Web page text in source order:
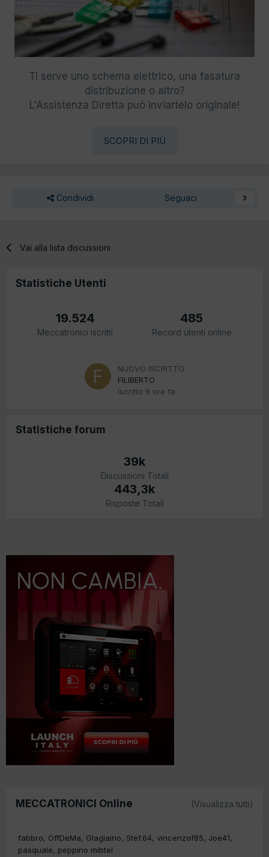
Ti serve uno schema elettrico, una fasatura
distribuzione o altro?
L'Assistenza Diretta può inviartelo originale!
SCOPRI DI PIÙ
Condividi Seguaci 3
Vai alla lista discussioni
Statistiche Utenti
19.524
Meccatronici iscritti
485
Record utenti online
NUOVO ISCRITTO
FILIBERTO
Iscritto 8 ore fa
Statistiche forum
39k
Discussioni Totali
443,3k
Risposte Totali
MECCATRONICI Online (Visualizza tutti)
fabbro OffDeMa Glaglaino Stef.64 vincenzof85
Joe41
pasquale
peppino mibtel